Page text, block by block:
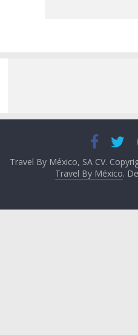
Travel By México, SA CV.
Travel By México.